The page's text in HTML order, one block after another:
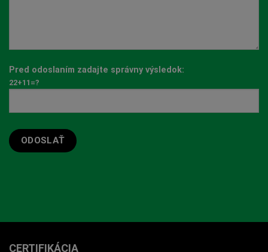
Pred odoslaním zadajte správny výsledok:
22+11=?
CERTIFIKÁCIA